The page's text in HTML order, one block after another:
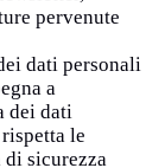
pervenute
dati personali
a
dei dati
le
sicurezza